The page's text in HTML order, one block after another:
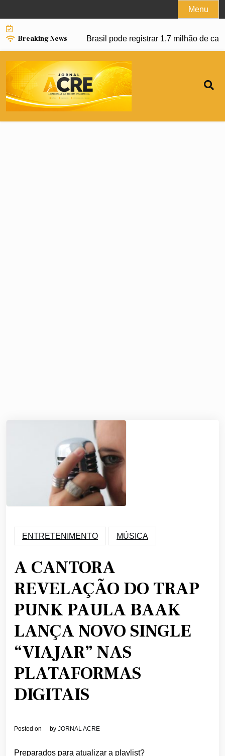
to
content
Menu
Breaking News
da dengue e Brasil pode registrar 1,7 milhão de
ENTRETENIMENTO MÚSICA
A CANTORA
REVELAÇÃO DO TRAP
PUNK PAULA BAAK
LANÇA NOVO SINGLE
“VIAJAR” NAS
PLATAFORMAS
DIGITAIS
Posted on by JORNAL ACRE
Preparados para atualizar a playlist?